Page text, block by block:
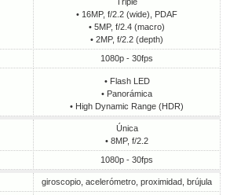
• 16MP, f/2.2 (wide), PDAF
• 5MP, f/2.4 (macro)
• 2MP, f/2.2 (depth)
1080p - 30fps
• Flash LED
• Panorámica
• High Dynamic Range (HDR)
Única
• 8MP, f/2.2
1080p - 30fps
giroscopio, acelerómetro, proximidad, brújula